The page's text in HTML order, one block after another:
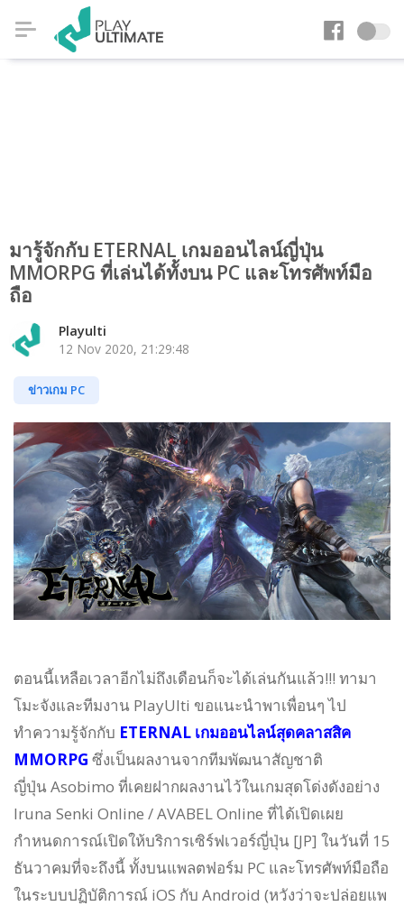
มารู้จักกับ ETERNAL เกมออนไลน์ญี่ปุ่น
MMORPG ที่เล่นได้ทั้งบน PC และโทรศัพท์มือ
ถือ
Playulti
12 Nov 2020, 21:29:48
ข่าวเกม PC
ตอนนี้เหลือเวลาอีกไม่ถึงเดือนก็จะได้เล่นกันแล้ว!!! ทามา
โมะจังและทีมงาน PlayUlti ขอแนะนำพาเพื่อนๆ ไป
ทำความรู้จักกับ ETERNAL เกมออนไลน์สุดคลาสสิค
MMORPG ซึ่งเป็นผลงานจากทีมพัฒนาสัญชาติ
ญี่ปุ่น Asobimo ที่เคยฝากผลงานไว้ในเกมสุดโด่งดังอย่าง
Iruna Senki Online / AVABEL Online ที่ได้เปิดเผย
กำหนดการณ์เปิดให้บริการเซิร์ฟเวอร์ญี่ปุ่น [JP] ในวันที่ 15
ธันวาคมที่จะถึงนี้ ทั้งบนแพลตฟอร์ม PC และโทรศัพท์มือถือ
ในระบบปฏิบัติการณ์ iOS กับ Android (หวังว่าจะปล่อยแพ